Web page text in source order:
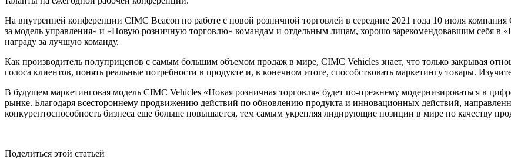
На внутренней конференции CIMC Beacon по работе с новой розничной торговлей в середине 2021 года 10 июля
за модель управления» и «Новую розничную торговлю» командам и отдельным лицам, хорошо зарекомендовавшим себя в
награду за лучшую команду.
Как производитель полуприцепов с самым большим объемом продаж в мире, CIMC Vehicles знает, что только закрывая
голоса клиентов, понять реальные потребности в продукте и, в конечном итоге, способствовать маркетингу товары.
В будущем маркетинговая модель CIMC Vehicles «Новая розничная торговля» будет по-прежнему модернизироваться в
рынке. Благодаря всестороннему продвижению действий по обновлению продукта и инновационных действий,
конкурентоспособность бизнеса еще больше повышается, тем самым укрепляя лидирующие позиции в мире по качеству
Поделиться этой статьей